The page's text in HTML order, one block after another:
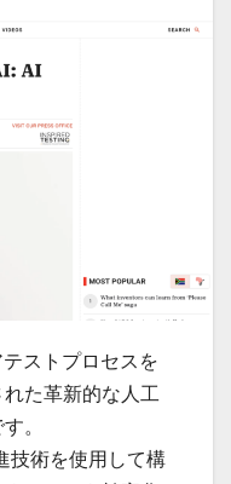
ストプロセスを
た革新的な人工
。
技術を使用して構